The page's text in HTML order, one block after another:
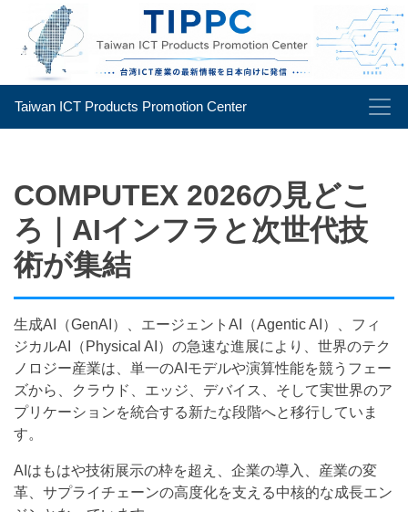
Taiwan ICT Products Promotion Center
COMPUTEX 2026の見どこ
ろ｜AIインフラと次世代技
術が集結
生成AI（GenAI）、エージェントAI（Agentic AI）、フィ
ジカルAI（Physical AI）の急速な進展により、世界のテク
ノロジー産業は、単一のAIモデルや演算性能を競うフェー
ズから、クラウド、エッジ、デバイス、そして実世界のア
プリケーションを統合する新たな段階へと移行していま
す。
AIはもはや技術展示の枠を超え、企業の導入、産業の変
革、サプライチェーンの高度化を支える中核的な成長エン